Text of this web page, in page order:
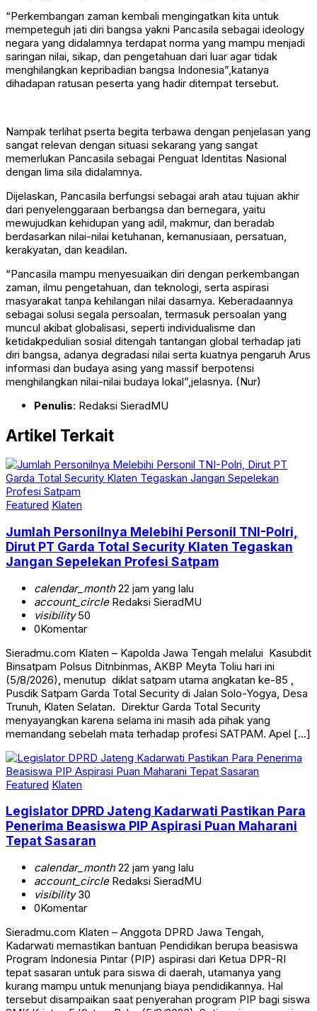
“Perkembangan zaman kembali mengingatkan kita untuk
mempeteguh jati diri bangsa yakni Pancasila sebagai ideology
negara yang didalamnya terdapat norma yang mampu menjadi
saringan nilai, sikap, dan pengetahuan dari luar agar tidak
menghilangkan kepribadian bangsa Indonesia”,katanya
dihadapan ratusan peserta yang hadir ditempat tersebut.
Nampak terlihat pserta begita terbawa dengan penjelasan yang
sangat relevan dengan situasi sekarang yang sangat
memerlukan Pancasila sebagai Penguat Identitas Nasional
dengan lima sila didalamnya.
Dijelaskan, Pancasila berfungsi sebagai arah atau tujuan akhir
dari penyelenggaraan berbangsa dan bernegara, yaitu
mewujudkan kehidupan yang adil, makmur, dan beradab
berdasarkan nilai-nilai ketuhanan, kemanusiaan, persatuan,
kerakyatan, dan keadilan.
“Pancasila mampu menyesuaikan diri dengan perkembangan
zaman, ilmu pengetahuan, dan teknologi, serta aspirasi
masyarakat tanpa kehilangan nilai dasarnya. Keberadaannya
sebagai solusi segala persoalan, termasuk persoalan yang
muncul akibat globalisasi, seperti individualisme dan
ketidakpedulian sosial ditengah tantangan global terhadap jati
diri bangsa, adanya degradasi nilai serta kuatnya pengaruh Arus
informasi dan budaya asing yang massif berpotensi
menghilangkan nilai-nilai budaya lokal”,jelasnya. (Nur)
Penulis: Redaksi SieradMU
Artikel Terkait
Featured Klaten
Jumlah Personilnya Melebihi Personil TNI-Polri,
Dirut PT Garda Total Security Klaten Tegaskan
Jangan Sepelekan Profesi Satpam
calendar_month22 jam yang lalu
account_circleRedaksi SieradMU
visibility50
0Komentar
Sieradmu.com Klaten – Kapolda Jawa Tengah melalui Kasubdit
Binsatpam Polsus Ditnbinmas, AKBP Meyta Toliu hari ini
(5/8/2026), menutup diklat satpam utama angkatan ke-85 ,
Pusdik Satpam Garda Total Security di Jalan Solo-Yogya, Desa
Trunuh, Klaten Selatan. Direktur Garda Total Security
menyayangkan karena selama ini masih ada pihak yang
memandang sebelah mata terhadap profesi SATPAM. Apel […]
Featured Klaten
Legislator DPRD Jateng Kadarwati Pastikan Para
Penerima Beasiswa PIP Aspirasi Puan Maharani
Tepat Sasaran
calendar_month22 jam yang lalu
account_circleRedaksi SieradMU
visibility30
0Komentar
Sieradmu.com Klaten – Anggota DPRD Jawa Tengah,
Kadarwati memastikan bantuan Pendidikan berupa beasiswa
Program Indonesia Pintar (PIP) aspirasi dari Ketua DPR-RI
tepat sasaran untuk para siswa di daerah, utamanya yang
kurang mampu untuk menunjang biaya pendidikannya. Hal
tersebut disampaikan saat penyerahan program PIP bagi siswa